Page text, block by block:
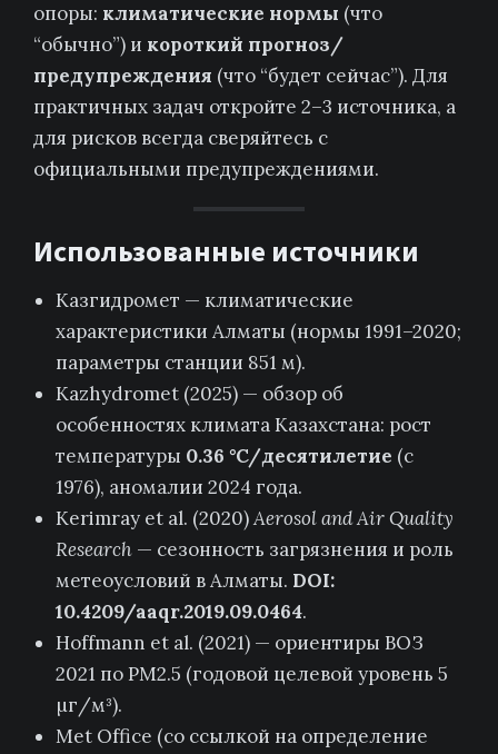
опоры: климатические нормы (что
“обычно”) и короткий прогноз/
предупреждения (что “будет сейчас”). Для
практичных задач откройте 2–3 источника, а
для рисков всегда сверяйтесь с
официальными предупреждениями.
Использованные источники
Казгидромет — климатические
характеристики Алматы (нормы 1991–2020;
параметры станции 851 м).
Kazhydromet (2025) — обзор об
особенностях климата Казахстана: рост
температуры 0.36 °C/десятилетие (с
1976), аномалии 2024 года.
Kerimray et al. (2020)Aerosol and Air Quality
Research — сезонность загрязнения и роль
метеоусловий в Алматы. DOI:
10.4209/aaqr.2019.09.0464.
Hoffmann et al. (2021) — ориентиры ВОЗ
2021 по PM2.5 (годовой целевой уровень 5
µг/м³).
Met Office (со ссылкой на определение